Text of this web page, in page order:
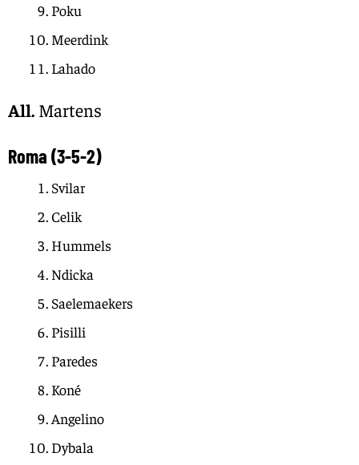
Poku
Meerdink
Lahado
All. Martens
Roma (3-5-2)
Svilar
Celik
Hummels
Ndicka
Saelemaekers
Pisilli
Paredes
Koné
Angelino
Dybala